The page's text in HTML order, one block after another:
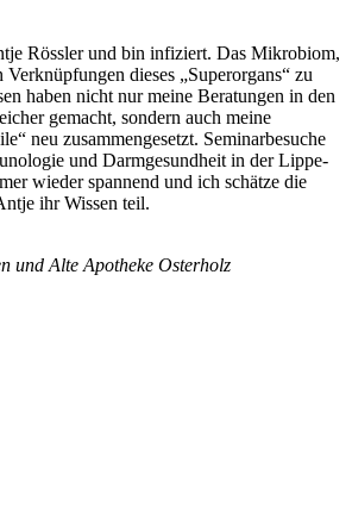
Rössler und bin infiziert. Das Mikrobiom,
dieses „Superorgans“ zu
haben nicht nur meine Beratungen in den
gemacht, sondern auch meine
neu zusammengesetzt. Seminarbesuche
und Darmgesundheit in der Lippe-
wieder spannend und ich schätze die
ihr Wissen teil.
und Alte Apotheke Osterholz